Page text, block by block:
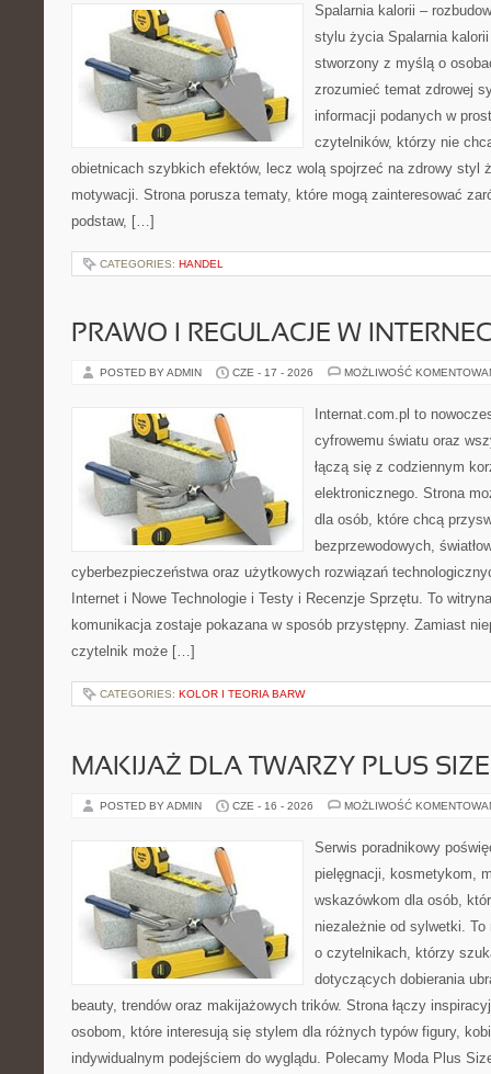
Spalarnia kalorii –
stylu życia Spalarnia
stworzony z myślą o
zrozumieć temat zdrowej
informacji podanych w
czytelników, którzy nie
obietnicach szybkich efektów, lecz wolą spojrzeć na zdrowy styl
motywacji. Strona porusza tematy, które mogą zainteresować
podstaw, […]
CATEGORIES: HANDEL
PRAWO I REGULACJE W
POSTED BY ADMIN CZE - 17 - 2026 MOŻLIWOŚĆ
Internat.com.pl to
cyfrowemu światu oraz
łączą się z codziennym
elektronicznego. Strona
dla osób, które chcą
bezprzewodowych,
cyberbezpieczeństwa oraz użytkowych rozwiązań
Internet i Nowe Technologie i Testy i Recenzje Sprzętu. To
komunikacja zostaje pokazana w sposób przystępny. Zamiast
czytelnik może […]
CATEGORIES: KOLOR I TEORIA BARW
MAKIJAŻ DLA TWARZY PLUS SIZE
POSTED BY ADMIN CZE - 16 - 2026 MOŻLIWOŚĆ
Serwis poradnikowy
pielęgnacji, kosmetykom,
wskazówkom dla osób,
niezależnie od sylwetki.
o czytelnikach, którzy
dotyczących dobierania
beauty, trendów oraz makijażowych trików. Strona łączy
osobom, które interesują się stylem dla różnych typów figury,
indywidualnym podejściem do wyglądu. Polecamy Moda Plus